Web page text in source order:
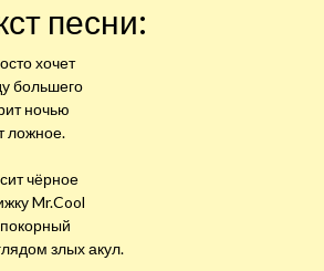
песни:
хочет
большего
ночью
ложное.
чёрное
Mr.Cool
злых акул.